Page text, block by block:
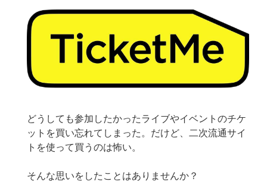
どうしても参加したかったライブやイベントのチケ
ットを買い忘れてしまった。だけど、二次流通サイ
トを使って買うのは怖い。
そんな思いをしたことはありませんか？